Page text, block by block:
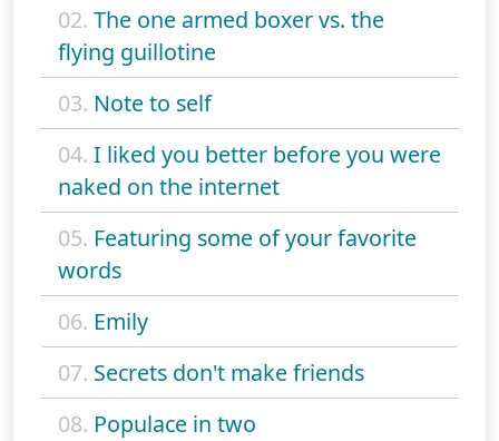
02. The one armed boxer vs. the
flying guillotine
03. Note to self
04. I liked you better before you were
naked on the internet
05. Featuring some of your favorite
words
06. Emily
07. Secrets don't make friends
08. Populace in two